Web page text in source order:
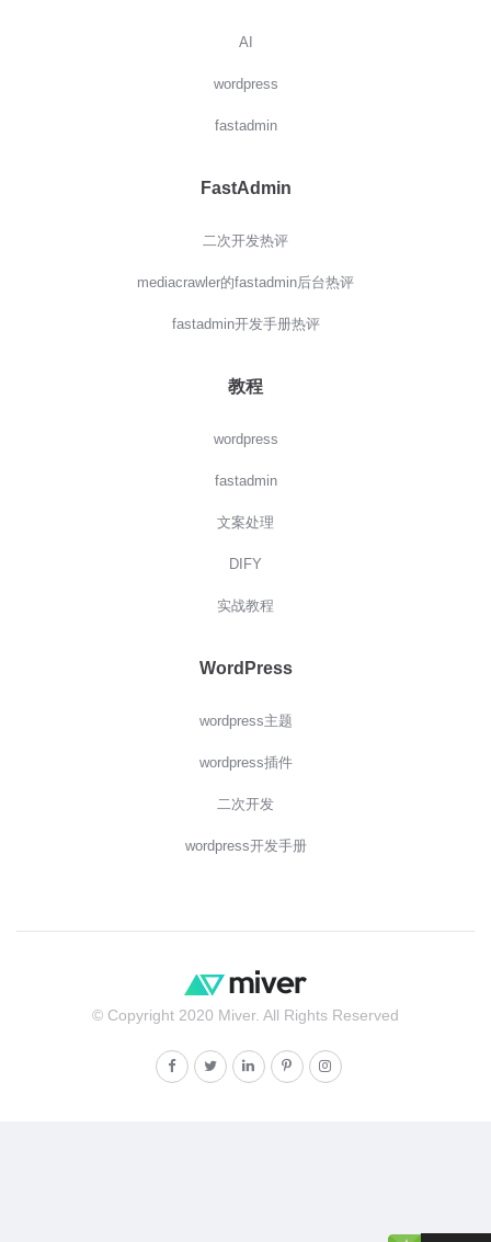
AI
wordpress
fastadmin
FastAdmin
二次开发热评
mediacrawler的fastadmin后台热评
fastadmin开发手册热评
教程
wordpress
fastadmin
文案处理
DIFY
实战教程
WordPress
wordpress主题
wordpress插件
二次开发
wordpress开发手册
© Copyright 2020 Miver. All Rights Reserved